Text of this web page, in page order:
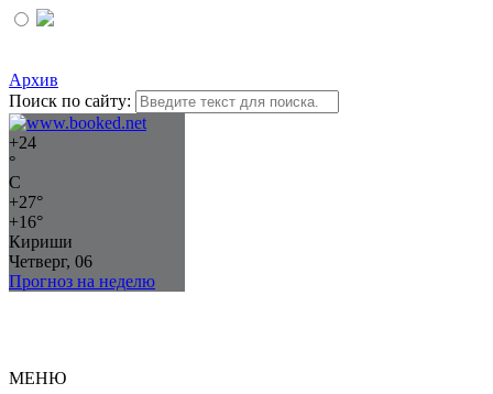
Архив
Поиск по сайту:
+24
°
C
+27°
+16°
Кириши
Четверг, 06
Прогноз на неделю
МЕНЮ